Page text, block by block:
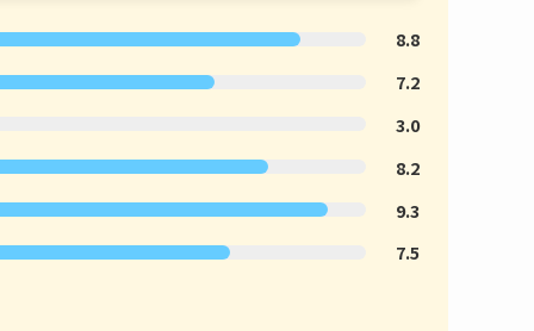
8.8
7.2
3.0
8.2
9.3
7.5